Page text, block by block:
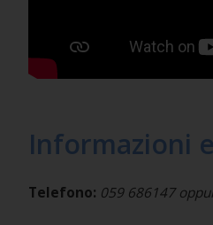
Informazioni
Telefono: 059 686147